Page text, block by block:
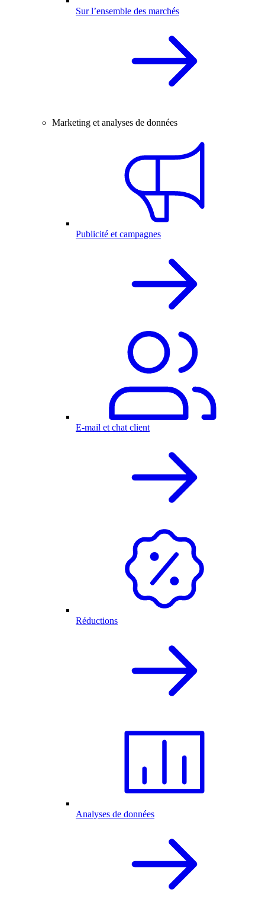
Sur l’ensemble des marchés
Marketing et analyses de données
Publicité et campagnes
E-mail et chat client
Réductions
Analyses de données